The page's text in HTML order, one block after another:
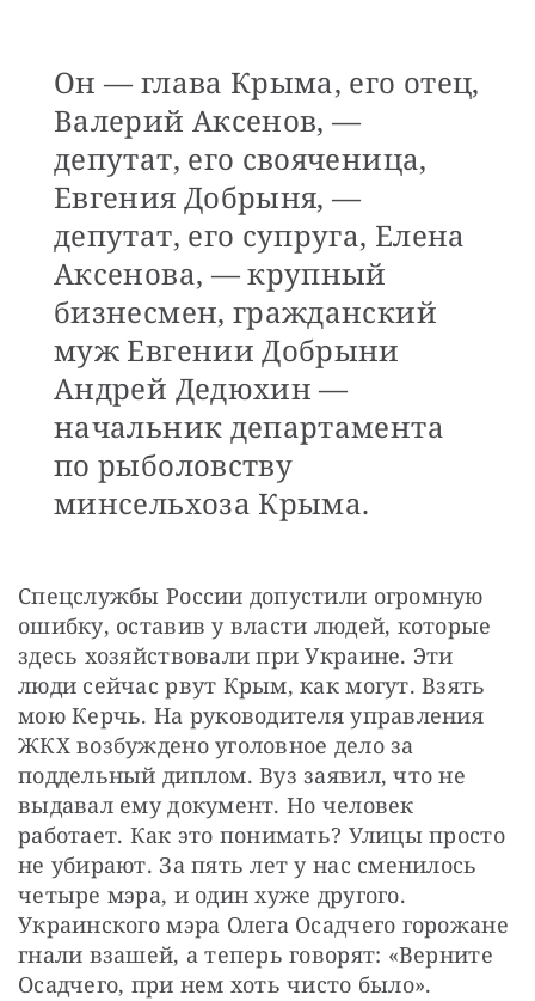
Он — глава Крыма, его отец,
Валерий Аксенов, —
депутат, его свояченица,
Евгения Добрыня, —
депутат, его супруга, Елена
Аксенова, — крупный
бизнесмен, гражданский
муж Евгении Добрыни
Андрей Дедюхин —
начальник департамента
по рыболовству
минсельхоза Крыма.
Спецслужбы России допустили огромную
ошибку, оставив у власти людей, которые
здесь хозяйствовали при Украине. Эти
люди сейчас рвут Крым, как могут. Взять
мою Керчь. На руководителя управления
ЖКХ возбуждено уголовное дело за
поддельный диплом. Вуз заявил, что не
выдавал ему документ. Но человек
работает. Как это понимать? Улицы просто
не убирают. За пять лет у нас сменилось
четыре мэра, и один хуже другого.
Украинского мэра Олега Осадчего горожане
гнали взашей, а теперь говорят: «Верните
Осадчего, при нем хоть чисто было».